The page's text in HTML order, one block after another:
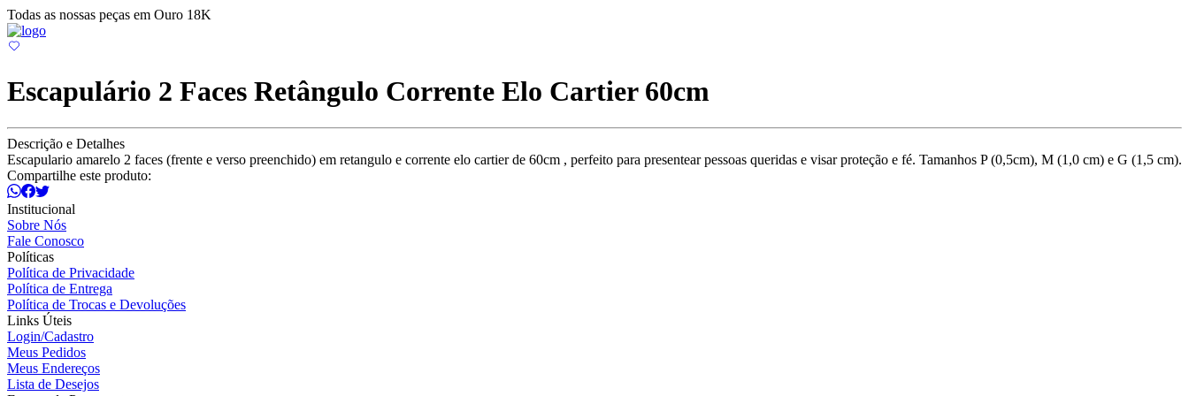
Todas as nossas peças em Ouro 18K
Escapulário 2 Faces Retângulo Corrente Elo Cartier 60cm
Descrição e Detalhes
Escapulario amarelo 2 faces (frente e verso preenchido) em retangulo e corrente elo cartier de 60cm , perfeito para presentear pessoas queridas e visar proteção e fé. Tamanhos P (0,5cm), M (1,0 cm) e G (1,5 cm).
Compartilhe este produto:
Institucional
Sobre Nós
Fale Conosco
Políticas
Política de Privacidade
Política de Entrega
Política de Trocas e Devoluções
Links Úteis
Login/Cadastro
Meus Pedidos
Meus Endereços
Lista de Desejos